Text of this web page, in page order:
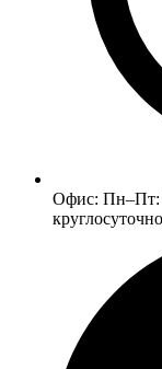
Офис: Пн–Пт:
круглосуточно